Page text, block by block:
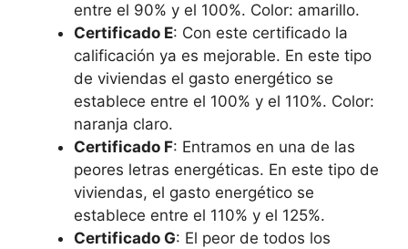
entre el 90% y el 100%. Color: amarillo.
Certificado E: Con este certificado la
calificación ya es mejorable. En este tipo
de viviendas el gasto energético se
establece entre el 100% y el 110%. Color:
naranja claro.
Certificado F: Entramos en una de las
peores letras energéticas. En este tipo de
viviendas, el gasto energético se
establece entre el 110% y el 125%.
Certificado G: El peor de todos los